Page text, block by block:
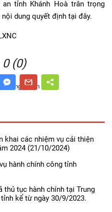
tỉnh Khánh Hoà trân trọng
dung quyết định tại đây.
0 (0)
5 Sao
khai các nhiệm vụ cải thiện
2024(21/10/2024)
hành chính công tỉnh
thủ tục hành chính tại Trung
kể từ ngày 30/9/2023.